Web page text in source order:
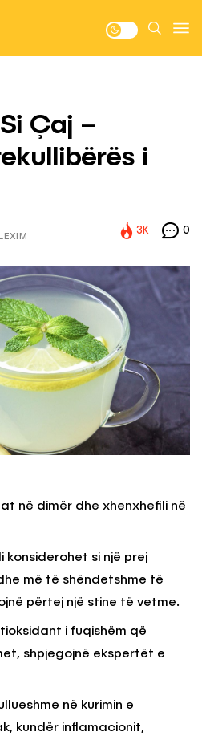
Çaj –
i
3K 0
në dimër dhe xhenxhefili në
konsiderohet si një prej
më të shëndetshme të
përtej një stine të vetme.
i fuqishëm që
shpjegojnë ekspertët e
në kurimin e
kundër inflamacionit,